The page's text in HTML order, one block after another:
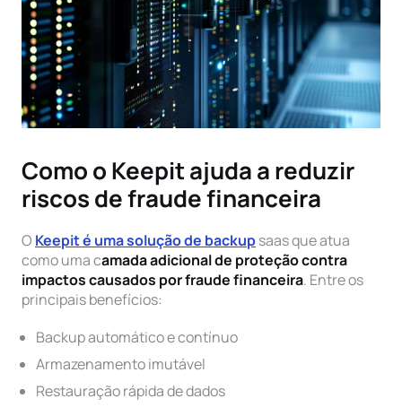
Como o Keepit ajuda a reduzir
riscos de fraude financeira
O Keepit é uma solução de backupsaas que atua
como uma camada adicional de proteção contra
impactos causados por fraude financeira. Entre os
principais benefícios:
Backup automático e contínuo
Armazenamento imutável
Restauração rápida de dados